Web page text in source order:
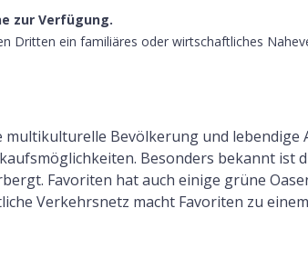
zur Verfügung.
Dritten ein familiäres oder wirtschaftliches
Bevölkerung und
Besonders bekannt ist
Favoriten hat auch einige grüne
Verkehrsnetz macht Favoriten zu